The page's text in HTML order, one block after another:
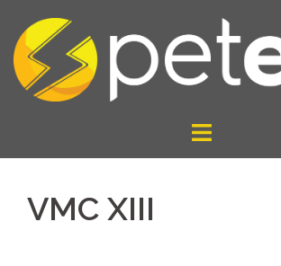
para
conteúdo
VMC XIII